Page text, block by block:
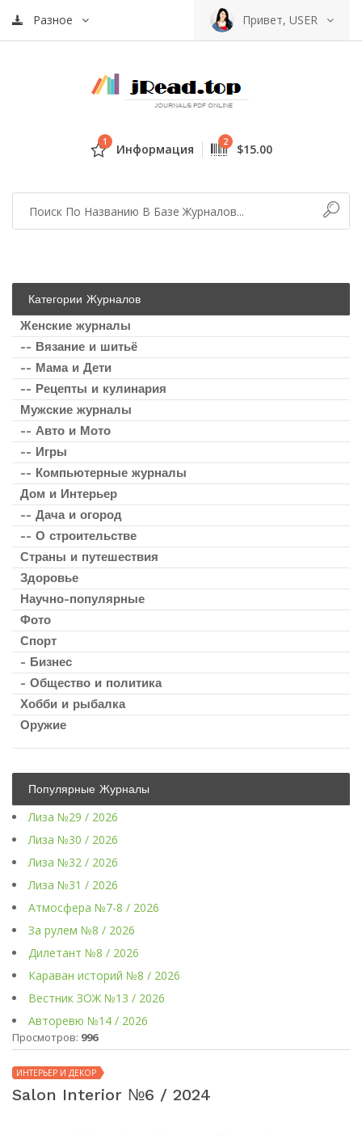
Разное Привет, USER
1 Информация 2 $15.00
Категории Журналов
Женские журналы
-- Вязание и шитьё
-- Мама и Дети
-- Рецепты и кулинария
Мужские журналы
-- Авто и Мото
-- Игры
-- Компьютерные журналы
Дом и Интерьер
-- Дача и огород
-- О строительстве
Страны и путешествия
Здоровье
Научно-популярные
Фото
Спорт
- Бизнес
- Общество и политика
Хобби и рыбалка
Оружие
Популярные Журналы
Лиза №29 / 2026
Лиза №30 / 2026
Лиза №32 / 2026
Лиза №31 / 2026
Атмосфера №7-8 / 2026
За рулем №8 / 2026
Дилетант №8 / 2026
Караван историй №8 / 2026
Вестник ЗОЖ №13 / 2026
Авторевю №14 / 2026
Просмотров: 996
ИНТЕРЬЕР И ДЕКОР
Salon Interior №6 / 2024